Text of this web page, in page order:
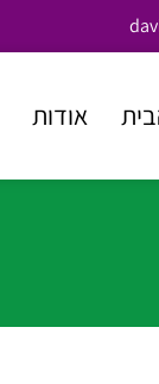
אודות